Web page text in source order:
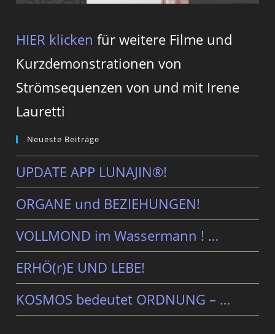
HIER klicken für weitere Filme und
Kurzdemonstrationen von
Strömsequenzen von und mit Irene
Lauretti
Neueste Beiträge
UPDATE APP LUNAJIN®!
ORGANE und BEZIEHUNGEN!
VOLLMOND im Wassermann ! …
ERHÖ(r)E UND LEBE!
KOSMOS bedeutet ORDNUNG – …